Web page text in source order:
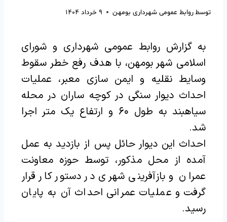
توسطروابط عمومی شهرداری بومهن ۹ خرداد ۱۴۰۴
به گزارش روابط عمومی شهرداری و شورای
اسلامی شهر بومهن، با هدف رفع خطر سقوط
وسایط نقلیه و ایمن سازی معبر، عملیات
احداث دیوار سنگی در کوچه ساران در محله
سیاهبند به طول ۶۰ و ارتفاع یک متر اجرا
شد.
احداث این دیوار حائل پس از بازدید به عمل
آمده از محل مذکور، توسط حوزه معاونت
عمران و بازآفرینی شهری در دستور کار قرار
گرفت و عملیات عمرانی احداث آن به پایان
رسید.